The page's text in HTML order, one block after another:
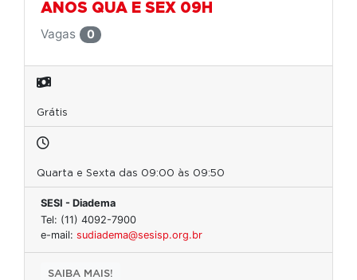
ANOS QUA E SEX 09H
Vagas
0
Grátis
Quarta e Sexta das 09:00 às 09:50
SESI - Diadema
Tel: (11) 4092-7900
e-mail: sudiadema@sesisp.org.br
SAIBA MAIS!